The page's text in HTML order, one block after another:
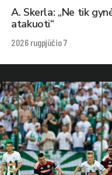
A. Skerla: „Ne tik
atakuoti“
2026 rugpjūčio 7